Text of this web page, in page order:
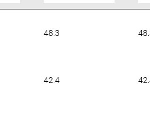
48.3
42.4